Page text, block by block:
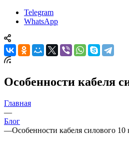
Telegram
WhatsApp
Особенности кабеля
Главная
—
Блог
—Особенности кабеля силового 10